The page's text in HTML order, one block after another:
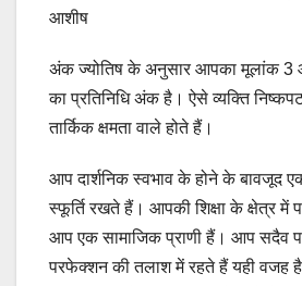
आशीष
अंक ज्योतिष के अनुसार आपका मूलांक 3
का प्रतिनिधि अंक है। ऐसे व्यक्ति
तार्किक क्षमता वाले होते हैं।
आप दार्शनिक स्वभाव के होने के बावजूद
स्फूर्ति रखते हैं। आपकी शिक्षा के क्षेत्र में
आप एक सामाजिक प्राणी हैं। आप सदैव
परफेक्शन की तलाश में रहते हैं यही वजह